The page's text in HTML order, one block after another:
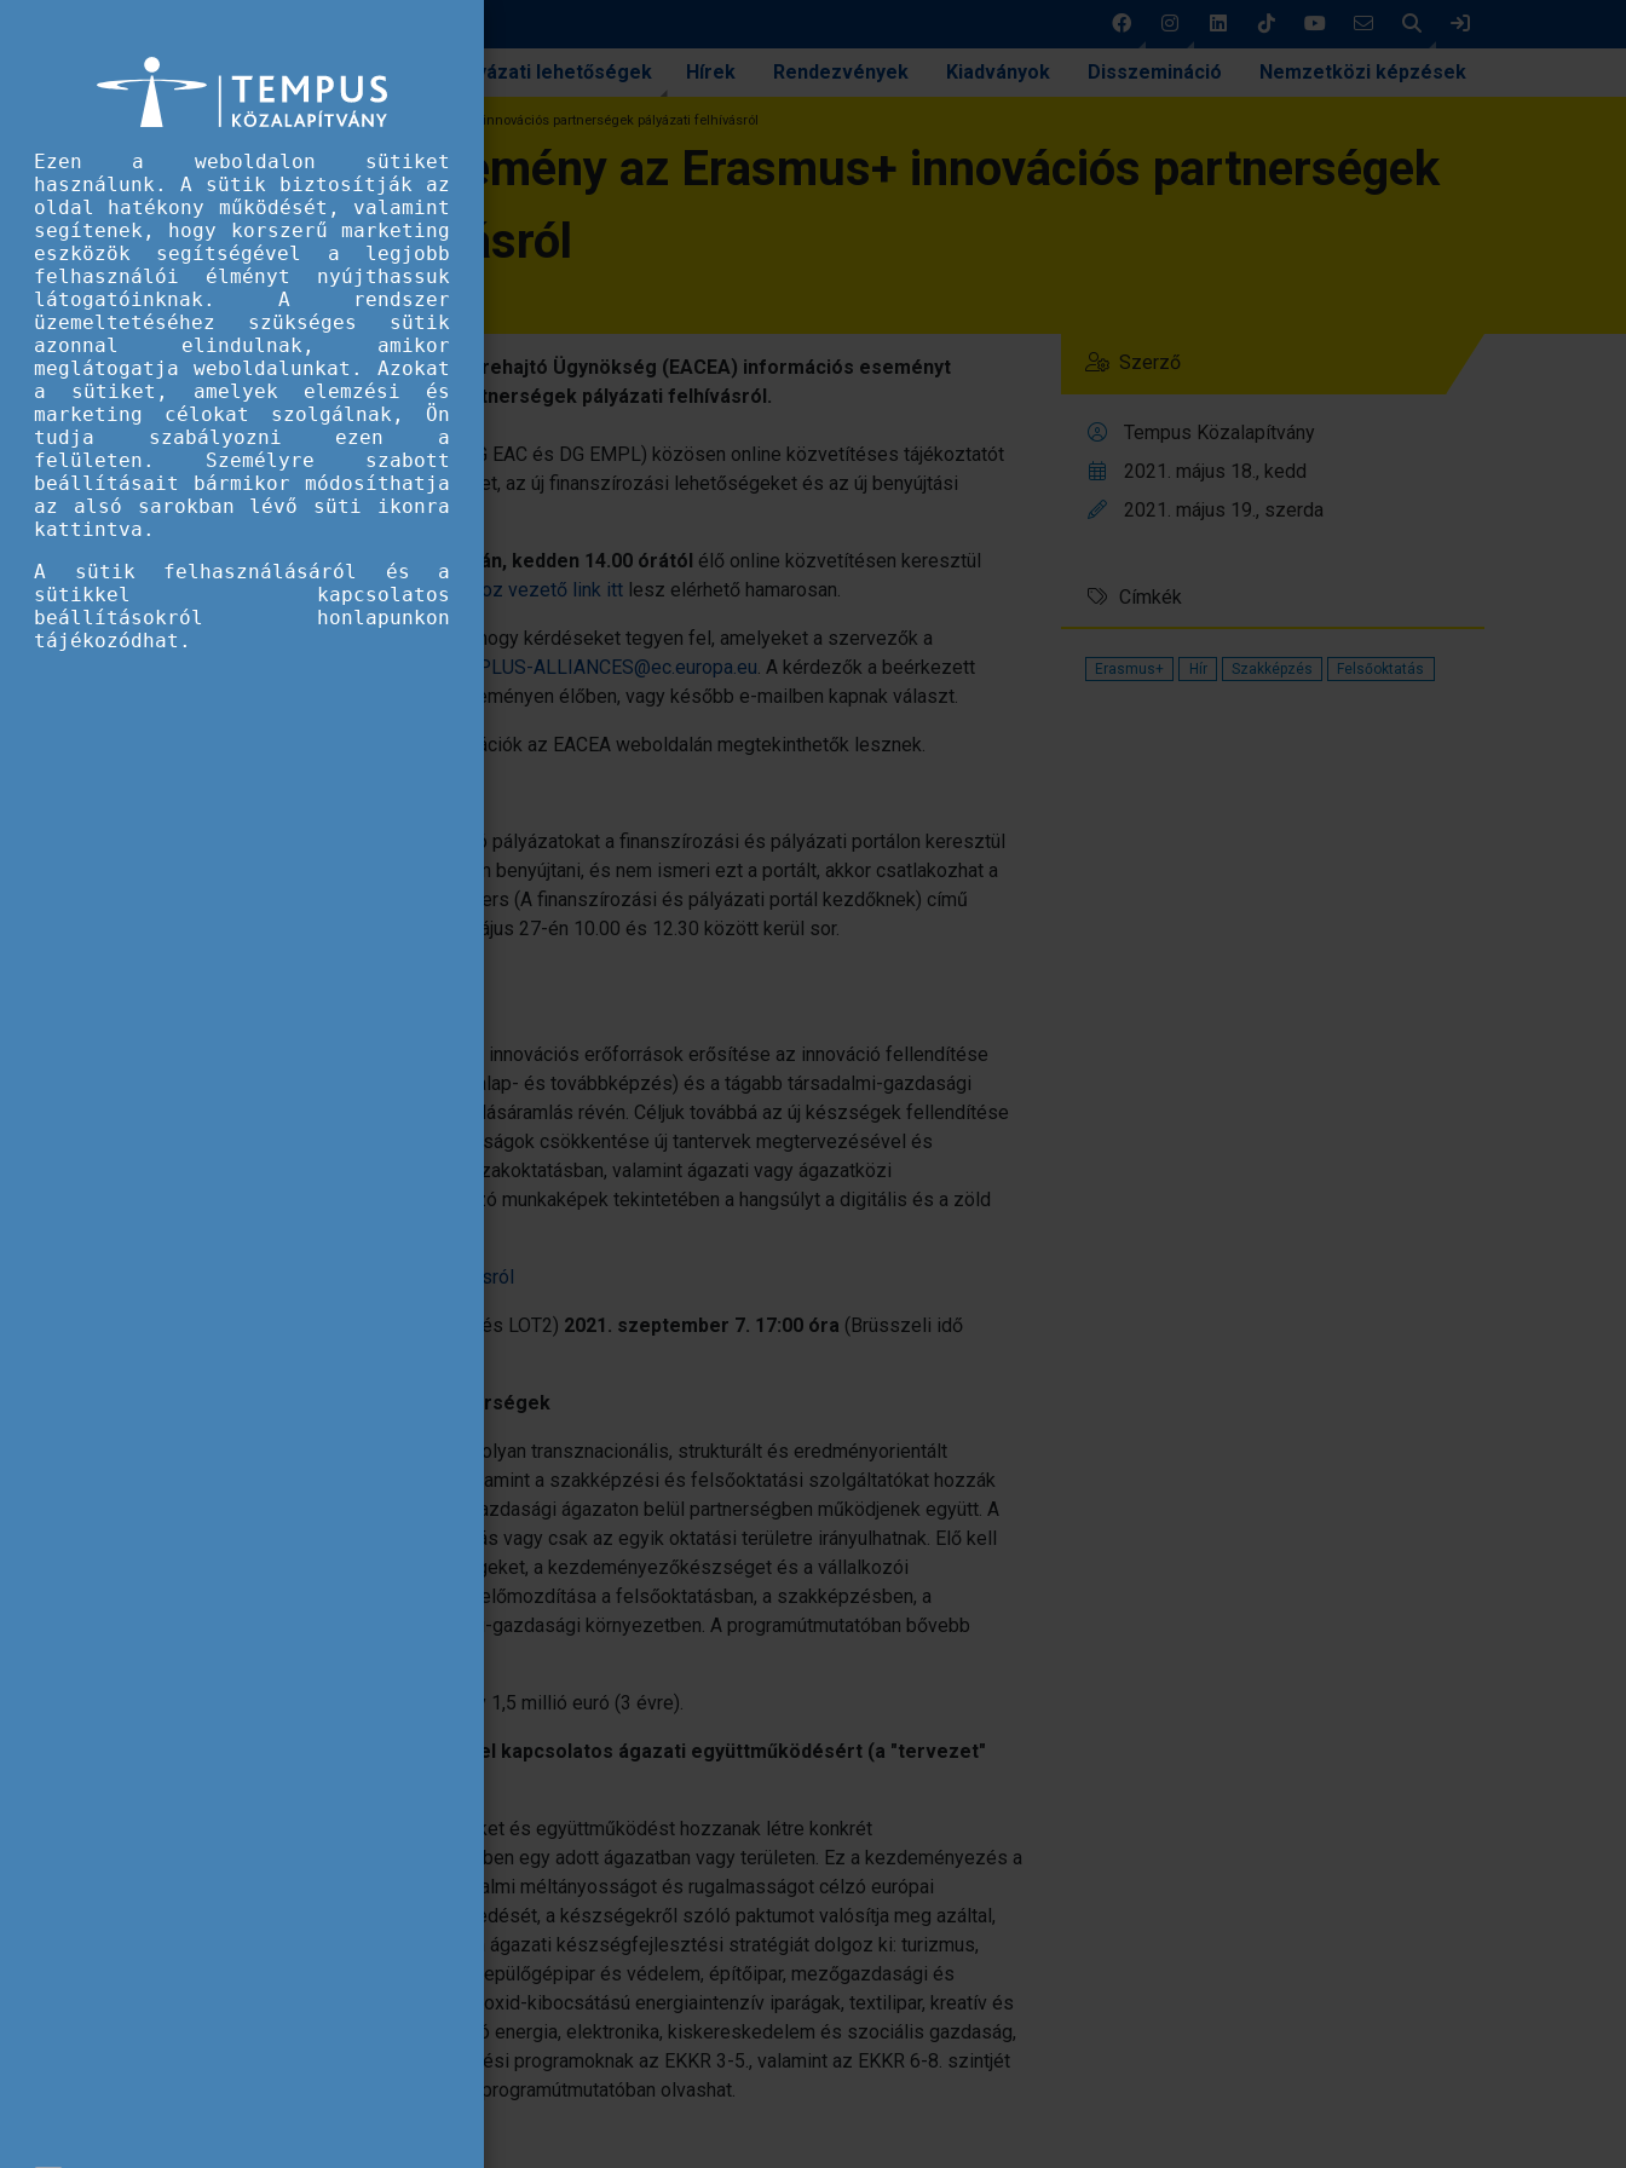
Keresés
Pályázati lehetőségek Hírek Rendezvények Kiadványok Disszemináció Nemzetközi képzések
Információs esemény az Erasmus+ innovációs partnerségek pályázati felhívásról
Információs esemény az Erasmus+ innovációs partnerségek
pályázati felhívásról
Az Európai Oktatási és Kulturális Végrehajtó Ügynökség (EACEA) információs eseményt
szervez az Erasmus+ innovációs partnerségek pályázati felhívásról.
Az EACEA a Bizottság szolgálataival (DG EAC és DG EMPL) közösen online közvetítéses tájékoztatót
szervez, hogy ismertesse az irányelveket, az új finanszírozási lehetőségeket és az új benyújtási
folyamatot.
A regisztrált résztvevők 2021. június 8-án, kedden 14.00 órától élő online közvetítésen keresztül
követhetik az eseményt. Aregisztrációhoz vezető link itt lesz elérhető hamarosan.
Az eseményen arra is lehetősége lesz, hogy kérdéseket tegyen fel, amelyeket a szervezők a
EACEA-EPLUS-ALLIANCES@ec.europa.eu. A kérdezők a beérkezett
kérdések számától függően vagy az eseményen élőben, vagy később e-mailben kapnak választ.
A felvett videók és power point prezentációk az EACEA weboldalán megtekinthetők lesznek.
Az innovációs partnerségekre vonatkozó pályázatokat a finanszírozási és pályázati portálon keresztül
lehet majd benyújtani. Ha pályázatot kíván benyújtani, és nem ismeri ezt a portált, akkor csatlakozhat a
The Funding & Tenders Portal for beginners (A finanszírozási és pályázati portál kezdőknek) című
webináriumhoz. A webináriumra 2021. május 27-én 10.00 és 12.30 között kerül sor.
Az innovációs partnerségek célja Európa innovációs erőforrások erősítése az innováció fellendítése
céljából, a felsőoktatás, a szakképzés (alap- és továbbképzés) és a tágabb társadalmi-gazdasági
környezet közötti együttműködés és tudásáramlás révén. Céljuk továbbá az új készségek fellendítése
és a készségekkel kapcsolatos hiányosságok csökkentése új tantervek megtervezésével és
létrehozásával a felsőoktatásban és a szakoktatásban, valamint ágazati vagy ágazatközi
tevékenységek végrehajtásával. A változó munkaképek tekintetében a hangsúlyt a digitális és a zöld
Részletes információ a pályázati felhívásról
A pályázat beadási határidő (mind LOT1 és LOT2) 2021. szeptember 7. 17:00 óra (Brüsszeli idő
LOT1 – Oktatási és vállalkozói partnerségek
Az oktatási és vállalkozói partnerségek olyan transznacionális, strukturált és eredményorientált
projektek, amelyek a vállalkozásokat, valamint a szakképzési és felsőoktatási szolgáltatókat hozzák
össze, hogy egy vagy több különböző gazdasági ágazaton belül partnerségben működjenek együtt. A
projektek a szakképzés és a felsőoktatás vagy csak az egyik oktatási területre irányulhatnak. Elő kell
mozdítaniuk az innovációt, az új készségeket, a kezdeményezőkészséget és a vállalkozói
gondolkodásmódot. Céljuk az innováció előmozdítása a felsőoktatásban, a szakképzésben, a
vállalkozásokban és a tágabb társadalmi-gazdasági környezetben. A programútmutatóban bővebb
EU támogatás: 1 millió euró (2 évre) vagy 1,5 millió euró (3 évre).
Partnerségek a készségekkel kapcsolatos ágazati együttműködésért (a "tervezet"
Céljuk, hogy új stratégiai megközelítéseket és együttműködést hozzanak létre konkrét
készségfejlesztési megoldások érdekében egy adott ágazatban vagy területen. Ez a kezdeményezés a
fenntartható versenyképességet, társadalmi méltányosságot és rugalmasságot célzó európai
készségfejlesztési terv egyik fő intézkedését, a készségekről szóló paktumot valósítja meg azáltal,
hogy a 14 ipari ökoszisztéma egyikében ágazati készségfejlesztési stratégiát dolgoz ki: turizmus,
mobilitás, közlekedés és gépjárműipar, repülőgépipar és védelem, építőipar, mezőgazdasági és
élelmiszeripari ágazat, alacsony szén-dioxid-kibocsátású energiaintenzív iparágak, textilipar, kreatív és
kulturális iparágak, digitális ipar, megújuló energia, elektronika, kiskereskedelem és szociális gazdaság,
valamint egészségügy. A tervezett képzési programoknak az EKKR 3-5., valamint az EKKR 6-8. szintjét
kell lefedniük. A programról bővebben a programútmutatóban olvashat.
Szerző
Tempus Közalapítvány
2021. május 18., kedd
2021. május 19., szerda
Címkék
Erasmus+ Hír Szakképzés Felsőoktatás
Ezen a weboldalon sütiket
használunk. A sütik biztosítják az
oldal hatékony működését, valamint
segítenek, hogy korszerű marketing
eszközök segítségével a legjobb
felhasználói élményt nyújthassuk
látogatóinknak. A rendszer
üzemeltetéséhez szükséges sütik
azonnal elindulnak, amikor
meglátogatja weboldalunkat. Azokat
a sütiket, amelyek elemzési és
marketing célokat szolgálnak, Ön
tudja szabályozni ezen a
felületen. Személyre szabott
beállításait bármikor módosíthatja
az alsó sarokban lévő süti ikonra
kattintva.
A sütik felhasználásáról és a
sütikkel kapcsolatos
beállításokról honlapunkon
tájékozódhat.